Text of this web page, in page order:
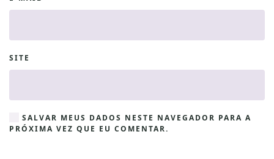
SITE
SALVAR MEUS DADOS NESTE NAVEGADOR PARA A
PRÓXIMA VEZ QUE EU COMENTAR.